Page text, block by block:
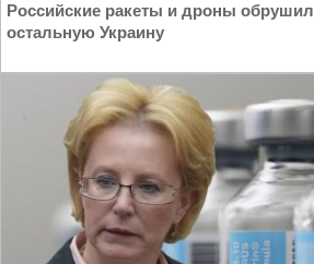
Российские ракеты и дроны
остальную Украину